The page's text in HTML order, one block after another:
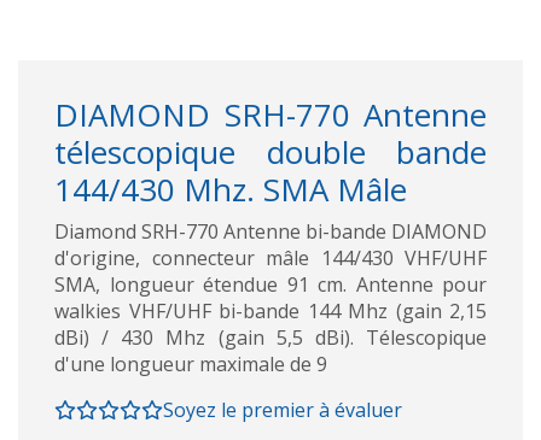
DIAMOND SRH-770 Antenne
télescopique double bande
144/430 Mhz. SMA Mâle
Diamond SRH-770 Antenne bi-bande DIAMOND
d'origine, connecteur mâle 144/430 VHF/UHF
SMA, longueur étendue 91 cm. Antenne pour
walkies VHF/UHF bi-bande 144 Mhz (gain 2,15
dBi) / 430 Mhz (gain 5,5 dBi). Télescopique
d'une longueur maximale de 9
Soyez le premier à évaluer